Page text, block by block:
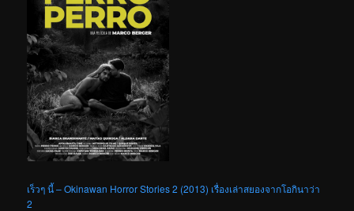
เร็วๆ นี้ – Okinawan Horror Stories 2 (2013) เรื่องเล่าสยองจากโอกินาว่า
2